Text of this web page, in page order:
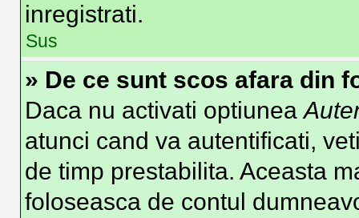
inregistrati.
Sus
» De ce sunt scos afara din
Daca nu activati optiunea
atunci cand va autentificati,
de timp prestabilita. Aceasta
foloseasca de contul